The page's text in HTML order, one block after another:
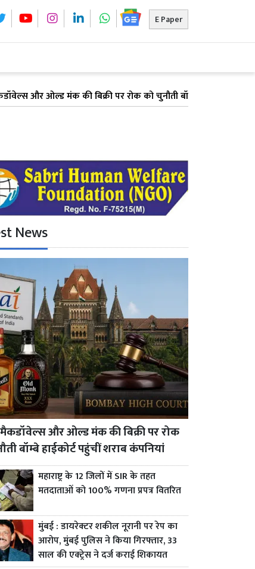
E Paper
ओल्ड मंक की बिक्री पर रोक को चुनौती बॉम्बे हाईकोर्ट पहुंचीं शराब
News
और ओल्ड मंक की बिक्री पर रोक
बॉम्बे हाईकोर्ट पहुंचीं शराब कंपनियां
महाराष्ट्र के 12 जिलों में SIR के तहत
मतदाताओं को 100% गणना प्रपत्र वितरित
मुंबई : डायरेक्टर शकील नूरानी पर रेप का
आरोप, मुंबई पुलिस ने किया गिरफ्तार, 33
साल की एक्ट्रेस ने दर्ज कराई शिकायत